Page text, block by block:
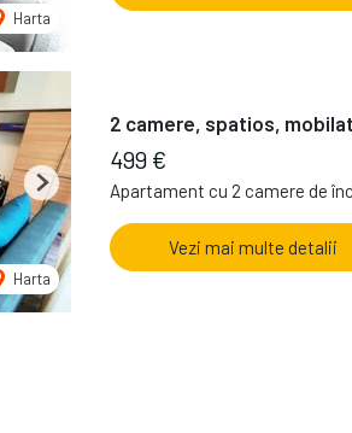
Harta
Harta
Next
2 camere, spatios,
499 €
Apartament cu 2 camere de
Vezi mai multe detalii